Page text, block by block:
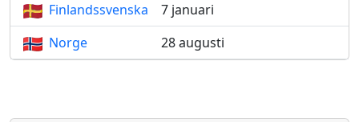
Finlandssvenska
7 januari
Norge
28 augusti